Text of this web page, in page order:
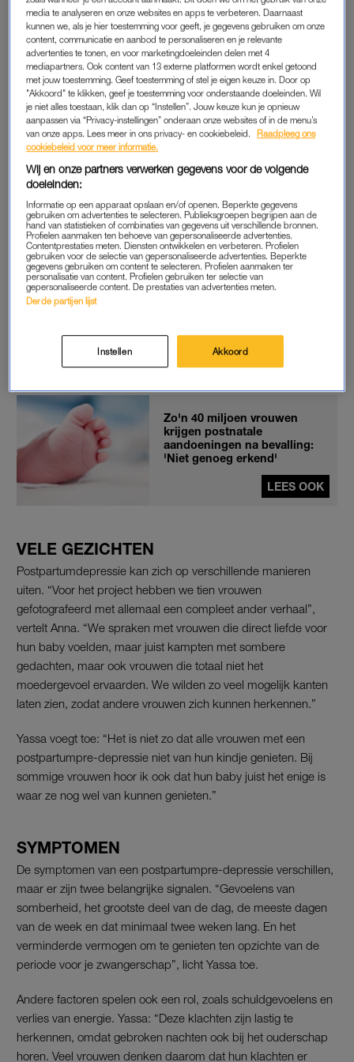
zwangerschap. Het wordt vaak verward met een postnatale
depressie. “Maar een postnatale depressie verwijst naar de
toestand van het kind, terwijl een postpartumdepressie
betrekking heeft op de geestelijke gezondheid van de
moeder”, legt GZ-psycholoog Dorien Yassa uit. “In de
volksmond worden deze termen door elkaar gebruikt, maar
als het gaat om depressieve klachten na de bevalling is de
juiste term postpartumdepressie.”
Anna en Frederieke Jacobs willen meer aandacht vragen voor
postpartumpsychose. Frederieke vertelt: “We waren verbaasd
over hoe vaak deze ziekte voorkomt, maar ook hoe vaak het
gemist wordt, zelfs door professionals. We willen vrouwen
laten zien dat ze niet de enige zijn en dat het op veel
verschillende manieren kan voorkomen.” Anna en Frederieke
zijn de oprichters vanHow About Mom,een online platform
aan het moederlijf‘. Ook voor hun nieuwe project werken ze
samen met de fotograaf.
Zo'n 40 miljoen vrouwen
krijgen postnatale
aandoeningen na bevalling:
'Niet genoeg erkend'
LEES OOK
VELE GEZICHTEN
Postpartumdepressie kan zich op verschillende manieren
uiten. “Voor het project hebben we tien vrouwen
gefotografeerd met allemaal een compleet ander verhaal”,
vertelt Anna. “We spraken met vrouwen die direct liefde voor
hun baby voelden, maar juist kampten met sombere
gedachten, maar ook vrouwen die totaal niet het
moedergevoel ervaarden. We wilden zo veel mogelijk kanten
laten zien, zodat andere vrouwen zich kunnen herkennen.”
Yassa voegt toe: “Het is niet zo dat alle vrouwen met een
postpartumpre-depressie niet van hun kindje genieten. Bij
sommige vrouwen hoor ik ook dat hun baby juist het enige is
waar ze nog wel van kunnen genieten.”
SYMPTOMEN
De symptomen van een postpartumpre-depressie verschillen,
maar er zijn twee belangrijke signalen. “Gevoelens van
somberheid, het grootste deel van de dag, de meeste dagen
van de week en dat minimaal twee weken lang. En het
verminderde vermogen om te genieten ten opzichte van de
periode voor je zwangerschap”, licht Yassa toe.
Andere factoren spelen ook een rol, zoals schuldgevoelens en
verlies van energie. Yassa: “Deze klachten zijn lastig te
herkennen, omdat gebroken nachten ook bij het ouderschap
horen. Veel vrouwen denken daarom dat hun klachten er
media te analyseren en onze websites en apps te verbeteren. Daarnaast
kunnen we, als je hier toestemming voor geeft, je gegevens gebruiken om onze
content, communicatie en aanbod te personaliseren en je relevante
advertenties te tonen, en voor marketingdoeleinden delen met 4
mediapartners. Ook content van 13 externe platformen wordt enkel getoond
met jouw toestemming. Geef toestemming of stel je eigen keuze in. Door op
"Akkoord" te klikken, geef je toestemming voor onderstaande doeleinden. Wil
je niet alles toestaan, klik dan op “Instellen”. Jouw keuze kun je opnieuw
aanpassen via “Privacy-instellingen” onderaan onze websites of in de menu’s
van onze apps. Lees meer in ons privacy- en cookiebeleid.
Raadpleeg ons
cookiebeleid voor meer informatie.
Wij en onze partners verwerken gegevens voor de volgende
doeleinden:
Informatie op een apparaat opslaan en/of openen. Beperkte gegevens
gebruiken om advertenties te selecteren. Publieksgroepen begrijpen aan de
hand van statistieken of combinaties van gegevens uit verschillende bronnen.
Profielen aanmaken ten behoeve van gepersonaliseerde advertenties.
Contentprestaties meten. Diensten ontwikkelen en verbeteren. Profielen
gebruiken voor de selectie van gepersonaliseerde advertenties. Beperkte
gegevens gebruiken om content te selecteren. Profielen aanmaken ter
personalisatie van content. Profielen gebruiken ter selectie van
gepersonaliseerde content. De prestaties van advertenties meten.
Derde partijen lijst
Instellen Akkoord